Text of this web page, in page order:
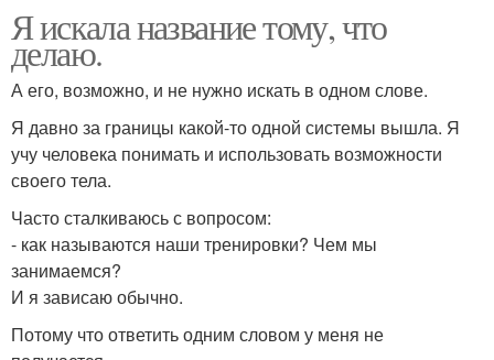
Я искала название тому, что
делаю.
А его, возможно, и не нужно искать в одном слове.
Я давно за границы какой-то одной системы вышла. Я
учу человека понимать и использовать возможности
своего тела.
Часто сталкиваюсь с вопросом:
- как называются наши тренировки? Чем мы
занимаемся?
И я зависаю обычно.
Потому что ответить одним словом у меня не